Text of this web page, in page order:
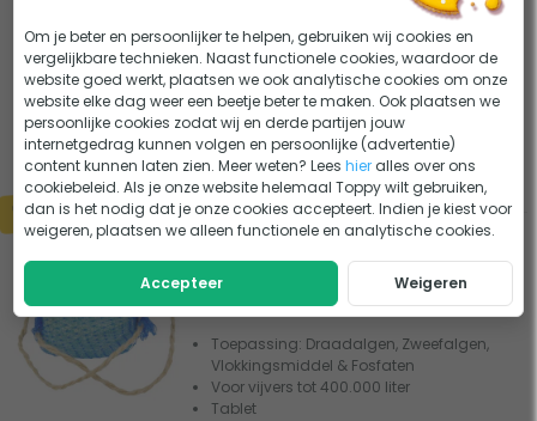
Vergelijk
0 beoordelingen
Toepassing: Draadalgen
Inhoud: 5 liter
Poeder
Tijdelijk uit voorraad
43,95
Pond Log Flocculant/Fosfaat
verwijderaar
4 beoordelingen
Toepassing: Draadalgen, Zweefalgen,
Vlokkingsmiddel & Fosfaten
Voor vijvers tot 400.000 liter
Tablet
Om je beter en persoonlijker te helpen, gebruiken wij cookies en
vergelijkbare technieken. Naast functionele cookies, waardoor de
website goed werkt, plaatsen we ook analytische cookies om onze
website elke dag weer een beetje beter te maken. Ook plaatsen we
persoonlijke cookies zodat wij en derde partijen jouw
internetgedrag kunnen volgen en persoonlijke (advertentie)
content kunnen laten zien. Meer weten? Leeshier alles over ons
cookiebeleid. Als je onze website helemaal Toppy wilt gebruiken,
dan is het nodig dat je onze cookies accepteert. Indien je kiest voor
weigeren, plaatsen we alleen functionele en analytische cookies.
Accepteer Weigeren